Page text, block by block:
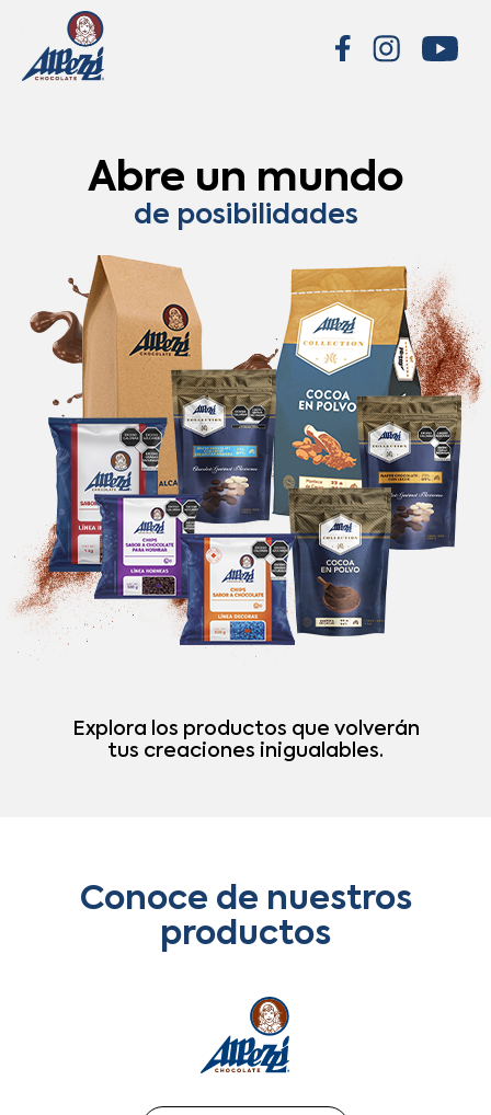
Abre un mundo
de posibilidades
Explora los productos que volverán
tus creaciones inigualables.
Conoce de nuestros
productos